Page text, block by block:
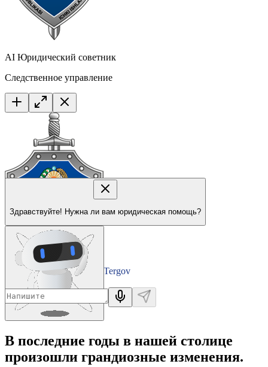
AI Юридический советник
Следственное управление
Tergov
Departamenti
Здравствуйте! Нужна ли вам юридическая помощь?
В последние годы в нашей столице
произошли грандиозные изменения.